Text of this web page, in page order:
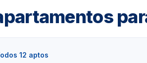
ou alugar neste edifício
que seus residentes estejam a apenas
Mary Brickell, que consiste
Não fique de fora, venha para o Vue e
12 aptos